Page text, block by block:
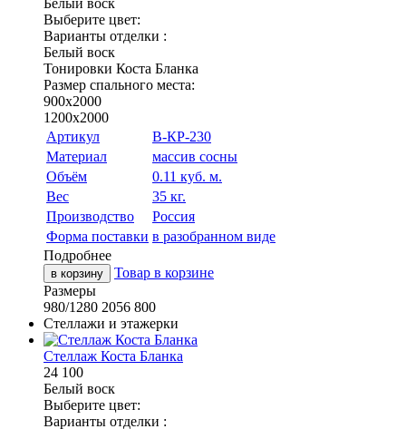
Белый воск
Выберите цвет:
Варианты отделки :
Белый воск
Тонировки Коста Бланка
Размер спального места:
900х2000
1200х2000
Артикул
В-КР-230
Материал
массив сосны
Объём
0.11 куб. м.
Вес
35 кг.
Производство
Россия
Форма поставки в разобранном виде
Подробнее
в корзину
Товар в корзине
Размеры
980/1280 2056 800
Стеллажи и этажерки
Стеллаж Коста Бланка
24 100
Белый воск
Выберите цвет:
Варианты отделки :